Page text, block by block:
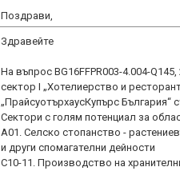
Поздрави,
Здравейте
На въпрос BG16FFPR003-4.004-
сектор I „Хотелиерство и
„ПрайсуотърхаусКупърс България“
Сектори с голям потенциал за
A01. Селско стопанство -
и други спомагателни дейности
C10-11. Производство на